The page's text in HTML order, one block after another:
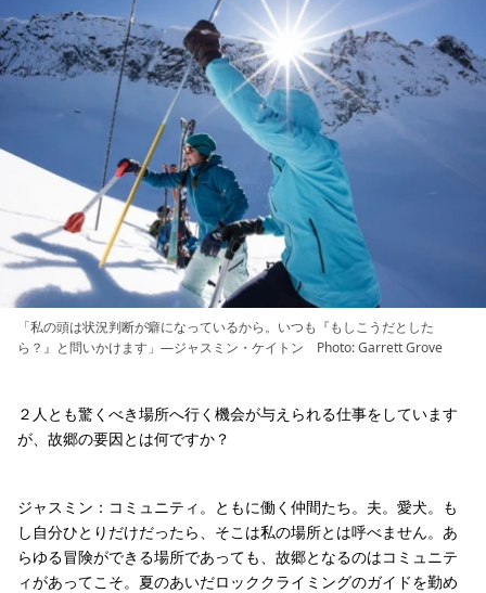
「私の頭は状況判断が癖になっているから。いつも『もしこうだとした
ら？』と問いかけます」—ジャスミン・ケイトン Photo: Garrett Grove
２人とも驚くべき場所へ行く機会が与えられる仕事をしています
が、故郷の要因とは何ですか？
ジャスミン：コミュニティ。ともに働く仲間たち。夫。愛犬。も
し自分ひとりだけだったら、そこは私の場所とは呼べません。あ
らゆる冒険ができる場所であっても、故郷となるのはコミュニテ
ィがあってこそ。夏のあいだロッククライミングのガイドを勤め